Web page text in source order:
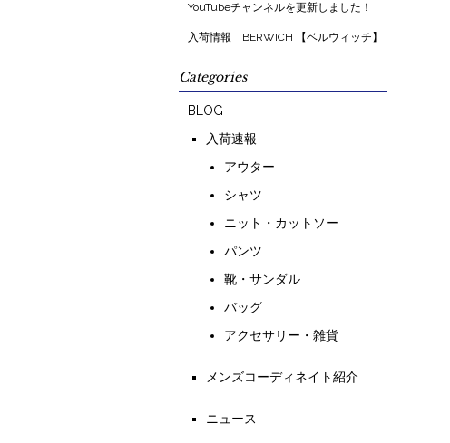
YouTubeチャンネルを更新しました！
入荷情報 BERWICH 【ベルウィッチ】
Categories
BLOG
入荷速報
アウター
シャツ
ニット・カットソー
パンツ
靴・サンダル
バッグ
アクセサリー・雑貨
メンズコーディネイト紹介
ニュース